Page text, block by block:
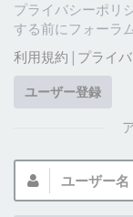
プライバシーポリ
する前にフォーラ
利用規約 | プライ
ユーザー登録
ユ
ザ